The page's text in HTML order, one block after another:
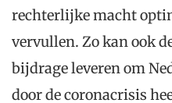
rechterlijke macht
vervullen. Zo kan ook
bijdrage leveren om
door de coronacrisis